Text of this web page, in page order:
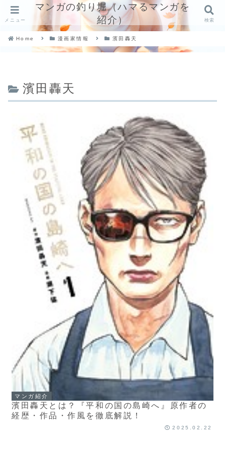
Home 漫画家情報 濱田轟天
濱田轟天
マンガ紹介
濱田轟天とは？『平和の国の島崎へ』原作者の
経歴・作品・作風を徹底解説！
2025.02.22
メニュー
マンガの釣り堀（ハマるマンガを
紹介）
検索